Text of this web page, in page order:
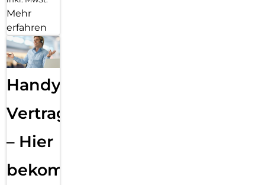
Mehr
erfahren
Handy
Vertragsabwicklung
– Hier
bekommst